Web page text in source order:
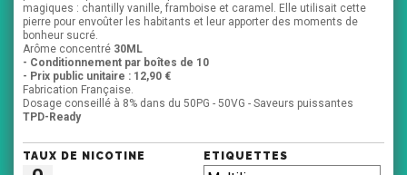
magiques : chantilly vanille, framboise et caramel. Elle utilisait cette
pierre pour envoûter les habitants et leur apporter des moments de
bonheur sucré.
Arôme concentré 30ML
- Conditionnement par boîtes de 10
- Prix public unitaire : 12,90 €
Fabrication Française.
Dosage conseillé à 8% dans du 50PG - 50VG - Saveurs puissantes
TPD-Ready
TAUX DE NICOTINE ETIQUETTES